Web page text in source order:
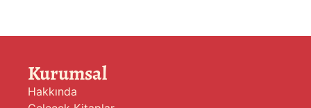
Kurumsal
Hakkında